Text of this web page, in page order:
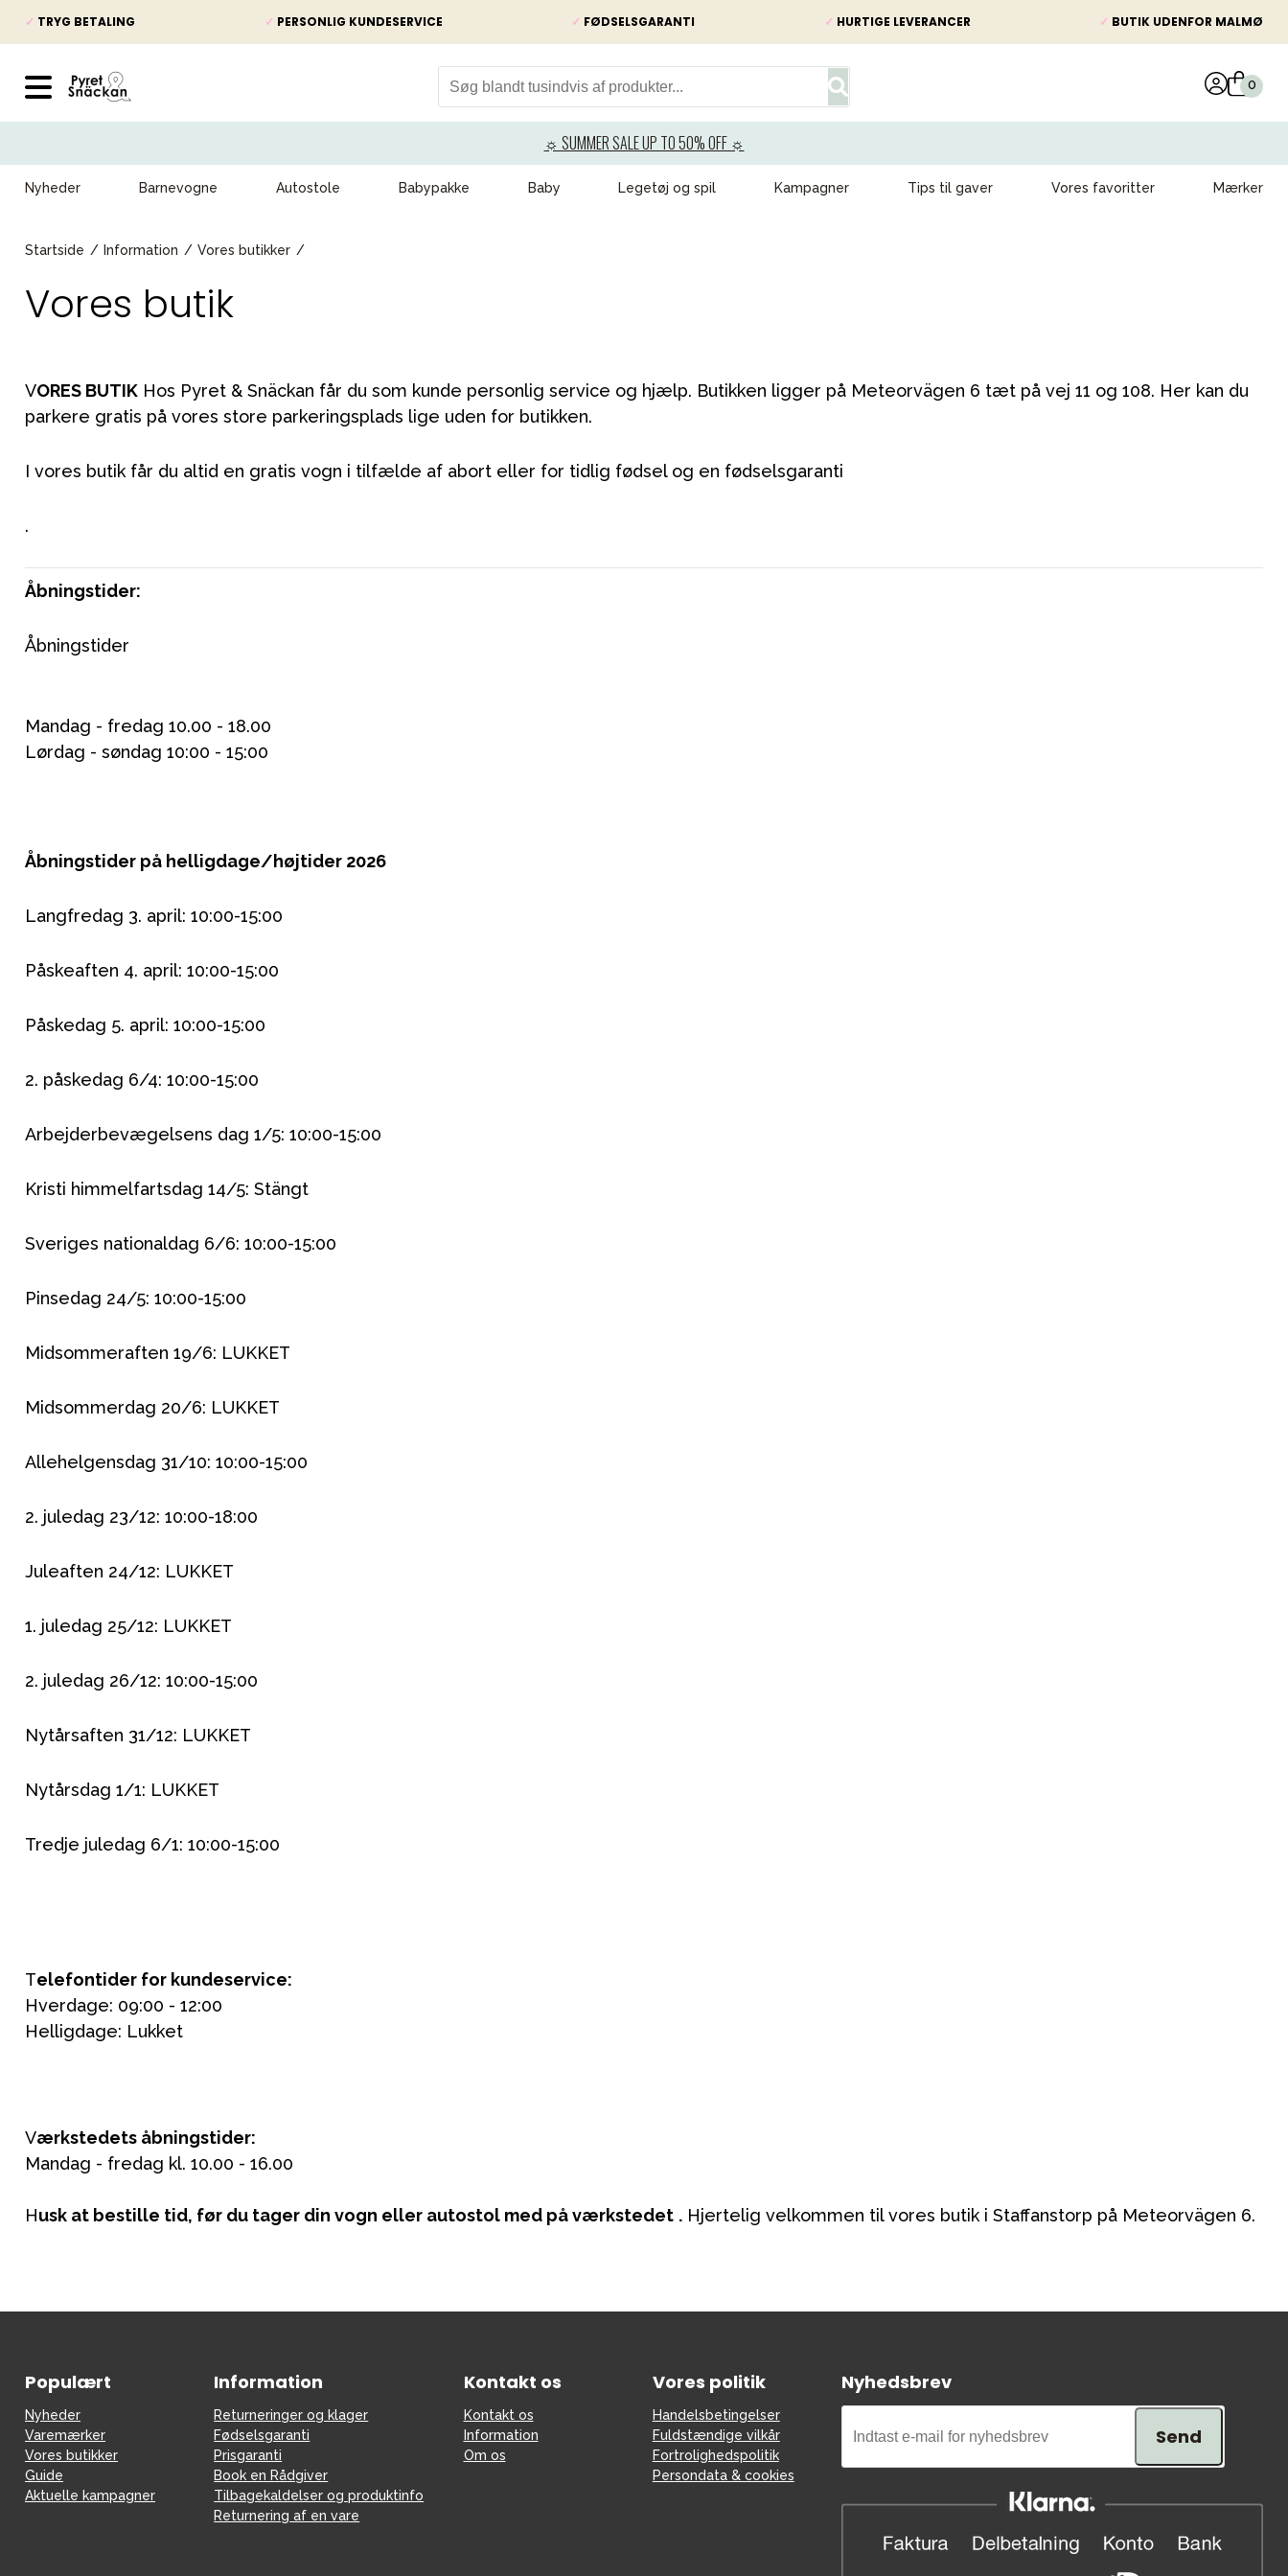
✓ TRYG BETALING ✓ PERSONLIG KUNDESERVICE ✓ FØDSELSGARANTI ✓ HURTIGE LEVERANCER ✓ BUTIK UDENFOR MALMØ
☼ SUMMER SALE UP TO 50% OFF ☼
Nyheder Barnevogne Autostole Babypakke Baby Legetøj og spil Kampagner Tips til gaver Vores favoritter Mærker
Startside Information Vores butikker
Vores butik
VORES BUTIK Hos Pyret & Snäckan får du som kunde personlig service og hjælp. Butikken ligger på Meteorvägen 6 tæt på vej 11 og 108. Her kan du
parkere gratis på vores store parkeringsplads lige uden for butikken.
I vores butik får du altid en gratis vogn i tilfælde af abort eller for tidlig fødsel og en fødselsgaranti
.
Åbningstider:
Åbningstider
Mandag - fredag 10.00 - 18.00
Lørdag - søndag 10:00 - 15:00
Åbningstider på helligdage/højtider 2026
Langfredag 3. april: 10:00-15:00
Påskeaften 4. april: 10:00-15:00
Påskedag 5. april: 10:00-15:00
2. påskedag 6/4: 10:00-15:00
Arbejderbevægelsens dag 1/5: 10:00-15:00
Kristi himmelfartsdag 14/5: Stängt
Sveriges nationaldag 6/6: 10:00-15:00
Pinsedag 24/5: 10:00-15:00
Midsommeraften 19/6: LUKKET
Midsommerdag 20/6: LUKKET
Allehelgensdag 31/10: 10:00-15:00
2. juledag 23/12: 10:00-18:00
Juleaften 24/12: LUKKET
1. juledag 25/12: LUKKET
2. juledag 26/12: 10:00-15:00
Nytårsaften 31/12: LUKKET
Nytårsdag 1/1: LUKKET
Tredje juledag 6/1: 10:00-15:00
Telefontider for kundeservice:
Hverdage: 09:00 - 12:00
Helligdage: Lukket
Værkstedets åbningstider:
Mandag - fredag kl. 10.00 - 16.00
Husk at bestille tid, før du tager din vogn eller autostol med på værkstedet . Hjertelig velkommen til vores butik i Staffanstorp på Meteorvägen 6.
Populært
Nyheder
Varemærker
Vores butikker
Guide
Aktuelle kampagner
Information
Returneringer og klager
Fødselsgaranti
Prisgaranti
Book en Rådgiver
Tilbagekaldelser og produktinfo
Returnering af en vare
Kontakt os
Kontakt os
Information
Om os
Vores politik
Handelsbetingelser
Fuldstændige vilkår
Fortrolighedspolitik
Persondata & cookies
Nyhedsbrev
Send
Barnevogne
Baby